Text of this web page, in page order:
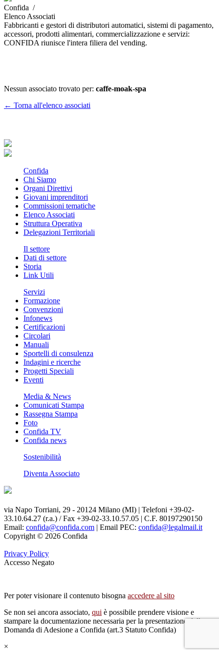
Confida /
Elenco Associati
Fabbricanti e gestori di distributori automatici, sistemi di pagamento,
accessori, prodotti alimentari, commercializzazione e servizi:
CONFIDA riunisce l'intera filiera del vending.
Nessun associato trovato per: caffe-moak-spa
← Torna all'elenco associati
Confida
Chi Siamo
Organi Direttivi
Giovani imprenditori
Commissioni tematiche
Elenco Associati
Struttura Operativa
Delegazioni Territoriali
Il settore
Dati di settore
Storia
Link Utili
Servizi
Formazione
Convenzioni
Infonews
Certificazioni
Circolari
Manuali
Sportelli di consulenza
Indagini e ricerche
Progetti Speciali
Eventi
Media & News
Comunicati Stampa
Rassegna Stampa
Foto
Confida TV
Confida news
Sostenibilità
Diventa Associato
via Napo Torriani, 29 - 20124 Milano (MI) | Telefoni +39-02-
33.10.64.27 (r.a.) / Fax +39-02-33.10.57.05 | C.F. 80197290150
Email: confida@confida.com | Email PEC: confida@legalmail.it
Copyright © 2026 Confida
Privacy Policy
Accesso Negato
Per poter visionare il contenuto bisogna accedere al sito
Se non sei ancora associato, qui è possibile prendere visione e
stampare la documentazione necessaria per la presentazione della
Domanda di Adesione a Confida (art.3 Statuto Confida)
×